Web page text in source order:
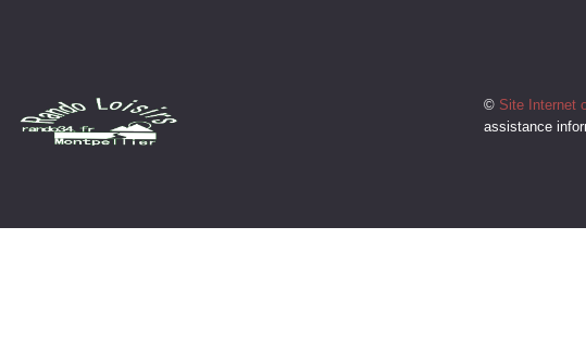
© Site Internet
assistance